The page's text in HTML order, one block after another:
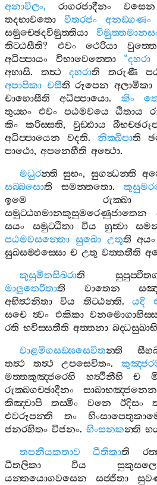
අනාවිලං, රාගරජාදීනං වසෙන
තදභාවතො
වීතරජං අනඞ‍්ගණං
සමුච‍්ඡෙදවිමුත‍්තියා
තිට‍්ඨසීති? එවං ථෙරියා වුත‍්තෙ
අධිප‍්පායං
විභාවෙන‍්තො “දහරා
අභාසි. තත්‍ථ දහරාති තරුණී
අපාපිකා චසීති රූපෙන අලාමිකා
චාහොසීති
අධිප‍්පායො. කිං
තුය‍්හං
එවං පඨමවයෙ ඨිතාය
කිං
කරිස‍්සති, වුඩ‍්ඪාය
අධිප‍්පායෙන
වදති. නික‍්ඛිපාති
පාඨො, අපනෙහීති අත්‍ථො.
මධුරන‍්ති සුභං, සුගන්‍ධන‍්ති
සබ‍්බසොති සමන‍්තතො.
ඉමෙ
රුක‍්ඛා
සමුට‍්ඨහමානකුසුමරෙණුජාතෙන
සයං
සමුට‍්ඨිතා විය හුත්‍වා
පඨමවසන‍්තො සුඛො උතූති අයං
සුඛසම‍්ඵස‍්සො ච උතු වත‍්තතීති
කුසුමිතසිඛරාති
මාලුතෙරිතාති වාතෙන
අභිත්‍ථනිතා
විය තිට‍්ඨන‍්ති.යදි
සචෙ ත්‍වං එකිකා
රති භවිස‍්සතීති අත‍්තනා
වාළමිගසඞ‍්ඝසෙවිතන‍්ති
තත්‍ථ
තත්‍ථ උපසෙවිතං.
මත‍්තකුඤ‍්ජරෙහි
හත්‍ථිනීහි ච
රුක‍්ඛගච‍්ඡාදීනං
සාඛාභඤ‍්ජනෙන
කිඤ‍්චාපි
තස‍්මිං වනෙ ඊදිසං
එවරූපන‍්ති
තං
ජනරහිතං විජනං. භිංසනකන‍්ති
තපනීයකතාව
ධීතිකාති
ධීතලිකා
විය
යන‍්තයොගවසෙන
සජ‍්ජිතා